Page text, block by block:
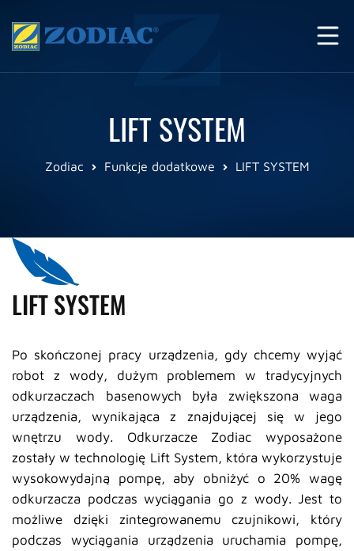
LIFT SYSTEM
Zodiac Funkcje dodatkowe LIFT SYSTEM
LIFT SYSTEM
Po skończonej pracy urządzenia, gdy chcemy wyjąć
robot z wody, dużym problemem w tradycyjnych
odkurzaczach basenowych była zwiększona waga
urządzenia, wynikająca z znajdującej się w jego
wnętrzu wody. Odkurzacze Zodiac wyposażone
zostały w technologię Lift System, która wykorzystuje
wysokowydajną pompę, aby obniżyć o 20% wagę
odkurzacza podczas wyciągania go z wody. Jest to
możliwe dzięki zintegrowanemu czujnikowi, który
podczas wyciągania urządzenia uruchamia pompę,